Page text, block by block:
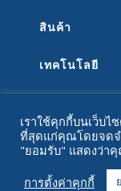
สินค้า
เทคโนโลยี
เกี่ยวกับ
คำถามที่พบบ่อย
เราใช้คุกกี้บนเว็บไ
ที่สุดแก่คุณโดยจดจ
"ยอมรับ" แสดงว่า
การตั้งค่าคุกกี้